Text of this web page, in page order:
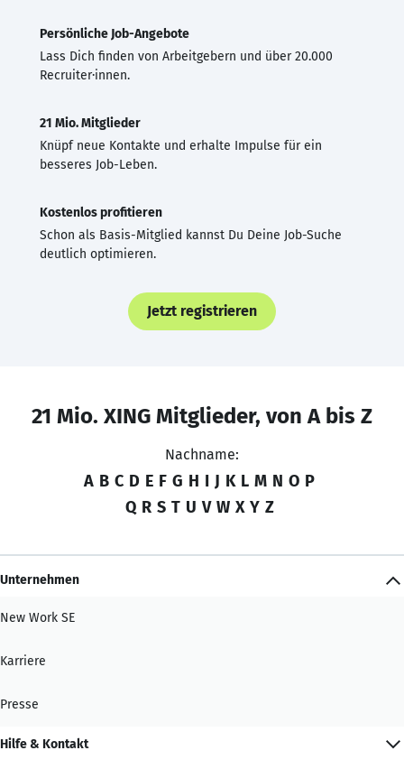
Persönliche Job-Angebote
Lass Dich finden von Arbeitgebern und über 20.000
Recruiter·innen.
21 Mio. Mitglieder
Knüpf neue Kontakte und erhalte Impulse für ein
besseres Job-Leben.
Kostenlos profitieren
Schon als Basis-Mitglied kannst Du Deine Job-Suche
deutlich optimieren.
Jetzt registrieren
21 Mio. XING Mitglieder, von A bis Z
Nachname:
A B C D E F G H I J K L M N O P
Q R S T U V W X Y Z
Unternehmen
New Work SE
Karriere
Presse
Hilfe & Kontakt